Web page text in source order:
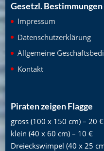
Gesetzl. Bestimmungen
Impressum
Datenschutzerklärung
Allgemeine
Kontakt
Piraten zeigen Flagge
gross (100 x 150 cm) – 20 €
klein (40 x 60 cm) – 10 €
Dreieckswimpel (40 x 25